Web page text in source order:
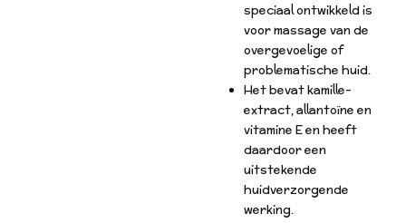
speciaal ontwikkeld is
voor massage van de
overgevoelige of
problematische huid.
Het bevat kamille-
extract, allantoïne en
vitamine E en heeft
daardoor een
uitstekende
huidverzorgende
werking.